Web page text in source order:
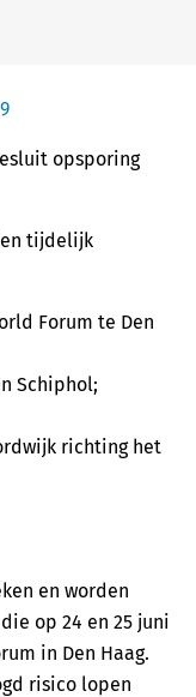
opsporing
tijdelijk
Forum te Den
Schiphol;
richting het
en worden
op 24 en 25 juni
in Den Haag.
risico lopen